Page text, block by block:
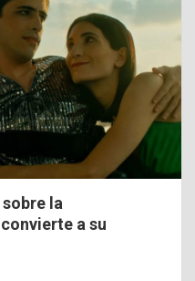
la
a su